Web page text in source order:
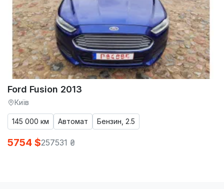
Ford Fusion 2013
Київ
145 000 км Автомат Бензин, 2.5
5754 $257531 ₴